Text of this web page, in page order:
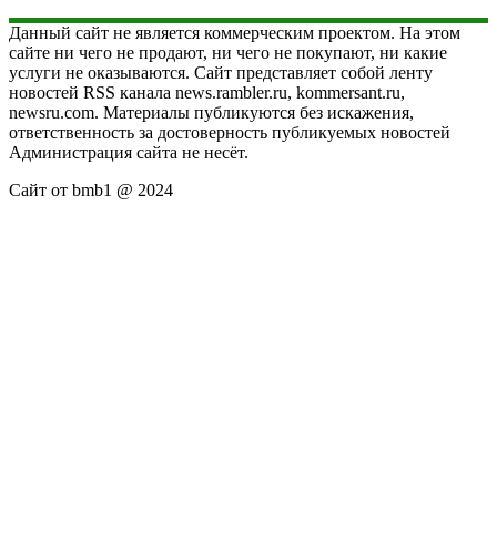
Данный сайт не является коммерческим проектом. На этом
сайте ни чего не продают, ни чего не покупают, ни какие
услуги не оказываются. Сайт представляет собой ленту
новостей RSS канала news.rambler.ru, kommersant.ru,
newsru.com. Материалы публикуются без искажения,
ответственность за достоверность публикуемых новостей
Администрация сайта не несёт.
Сайт от bmb1 @ 2024